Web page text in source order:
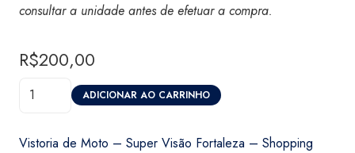
consultar a unidade antes de efetuar a compra.
R$200,00
Vistoria
ADICIONAR AO CARRINHO
Vistoria de Moto – Super Visão Fortaleza – Shopping